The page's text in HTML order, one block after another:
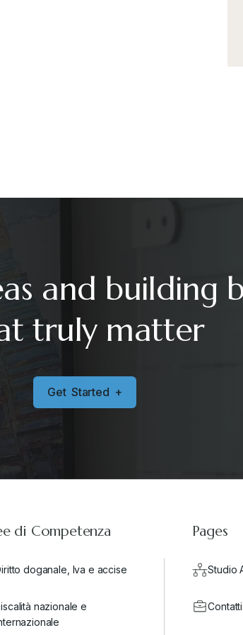
and building
truly matter
Get Started +
di Competenza
doganale, Iva e accise
nazionale e
Pages
Studio
Contatti